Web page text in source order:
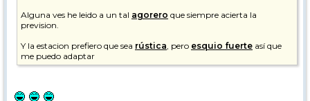
Alguna ves he leido a un tal agorero que siempre acierta la
prevision.
Y la estacion prefiero que sea rústica, pero esquio fuerte así que
me puedo adaptar